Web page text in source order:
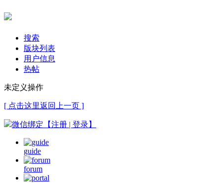
搜索
版块列表
用户信息
热帖
未定义操作
[ 点击这里返回上一页 ]
微信绑定【注册 | 登录】
guide
forum